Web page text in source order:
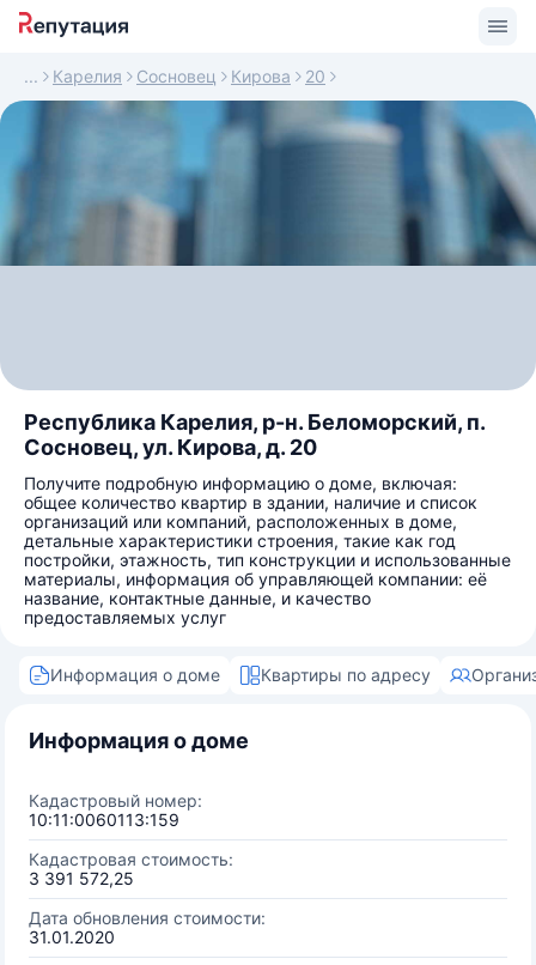
Карелия Сосновец Кирова 20
Республика Карелия, р-н. Беломорский, п.
Сосновец, ул. Кирова, д. 20
Получите подробную информацию о доме, включая:
общее количество квартир в здании, наличие и список
организаций или компаний, расположенных в доме,
детальные характеристики строения, такие как год
постройки, этажность, тип конструкции и использованные
материалы, информация об управляющей компании: её
название, контактные данные, и качество
предоставляемых услуг
Информация о доме Квартиры по адресу
Информация о доме
Кадастровый номер:
10:11:0060113:159
Кадастровая стоимость:
3 391 572,25
Дата обновления стоимости:
31.01.2020